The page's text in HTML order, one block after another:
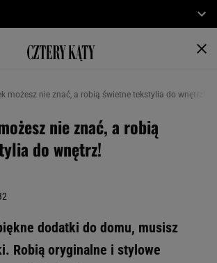
możesz nie znać, a robią świetne tekstylia do wnętrz!
nie znać, a robią
do wnętrz!
dodatki do domu, musisz
Robią oryginalne i stylowe